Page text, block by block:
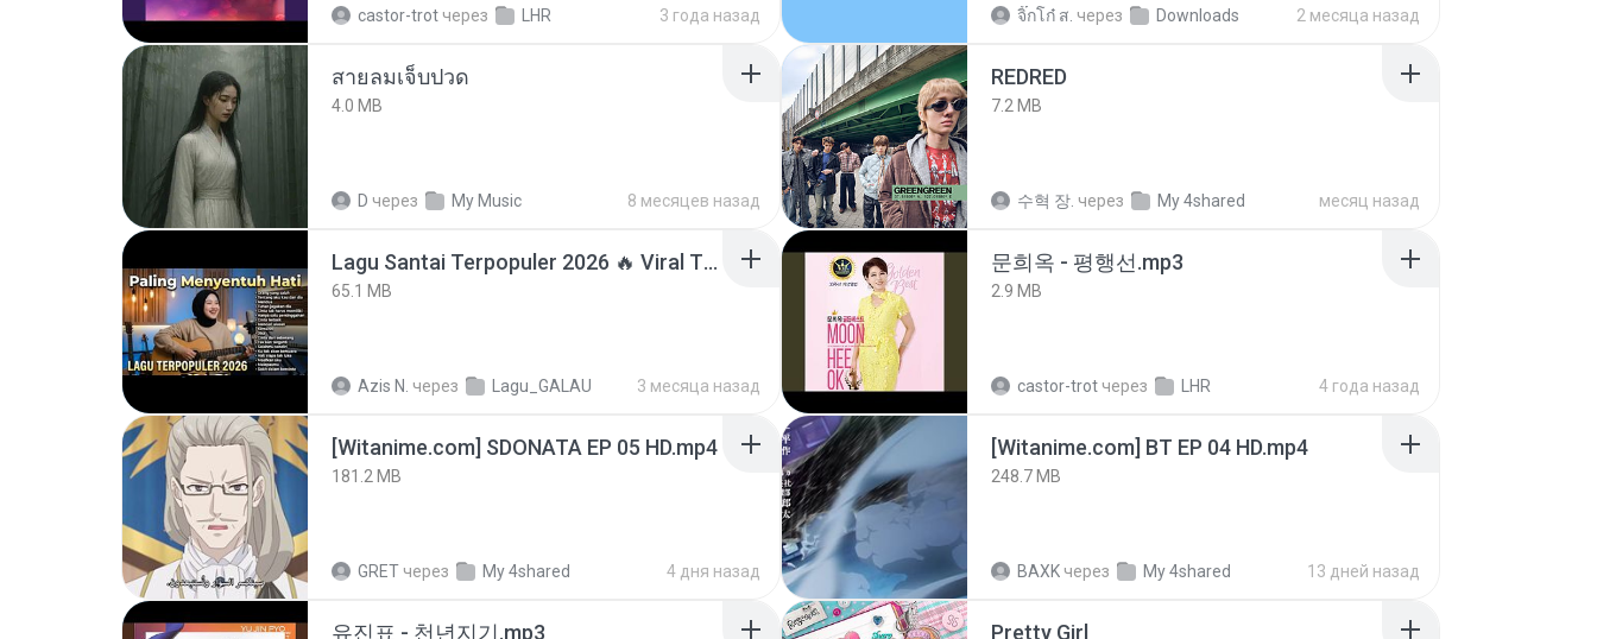
castor-trot через LHR 3 года назад จิ๊กโก๋ ส. через Downloads 2 месяца назад
สายลมเจ็บปวด
4.0 MB
D через My Music 8 месяцев назад
REDRED
7.2 MB
수혁 장. через My 4shared месяц назад
Lagu Santai Terpopuler 2026 🔥 Viral TikTok — Lagu Pop Indonesia Terbaru & Paling Hits 2026
65.1 MB
Azis N. через Lagu_GALAU 3 месяца назад
문희옥 - 평행선.mp3
2.9 MB
castor-trot через LHR 4 года назад
[Witanime.com] SDONATA EP 05 HD.mp4
181.2 MB
GRET через My 4shared 4 дня назад
[Witanime.com] BT EP 04 HD.mp4
248.7 MB
BAXK через My 4shared 13 дней назад
유진표 - 천년지기.mp3 Pretty Girl